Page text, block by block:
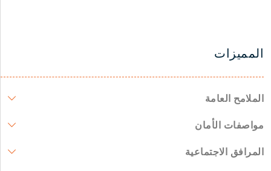
المميزات
الملامح العامة
مواصفات الأمان
المرافق الاجتماعية